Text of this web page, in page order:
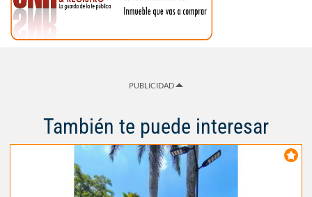
PUBLICIDAD
También te puede interesar